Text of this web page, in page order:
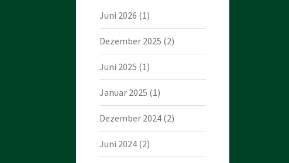
Juni 2026 (1)
Dezember 2025 (2)
Juni 2025 (1)
Januar 2025 (1)
Dezember 2024(2)
Juni 2024(2)